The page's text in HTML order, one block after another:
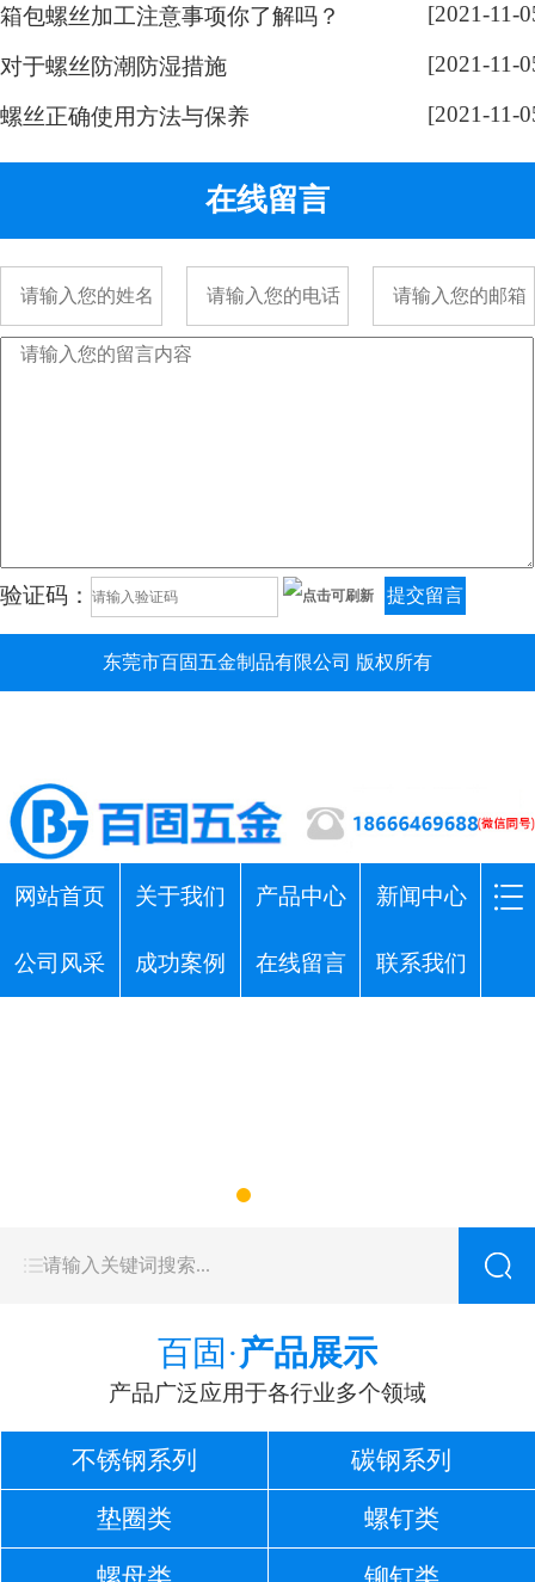
下： 手表螺丝属于精密螺丝，之所
工方式决定的。手表精密螺丝，是
采用车加工出来的，头部...
箱包螺丝加工注意事项你了解吗？ [2021-11-
对于螺丝防潮防湿措施 [2021-11-
螺丝正确使用方法与保养 [2021-11-
在线留言
验证码： 提交留言
东莞市百固五金制品有限公司 版权所有
网站首页 关于我们 产品中心 新闻中心
公司风采 成功案例 在线留言 联系我们
百固·产品展示
产品广泛应用于各行业多个领域
不锈钢系列 碳钢系列
垫圈类 螺钉类